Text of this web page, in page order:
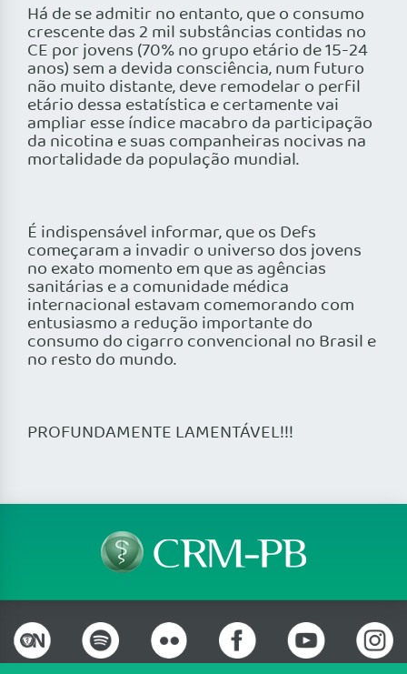
Há de se admitir no entanto, que o consumo
crescente das 2 mil substâncias contidas no
CE por jovens (70% no grupo etário de 15-24
anos) sem a devida consciência, num futuro
não muito distante, deve remodelar o perfil
etário dessa estatística e certamente vai
ampliar esse índice macabro da participação
da nicotina e suas companheiras nocivas na
mortalidade da população mundial.
É indispensável informar, que os Defs
começaram a invadir o universo dos jovens
no exato momento em que as agências
sanitárias e a comunidade médica
internacional estavam comemorando com
entusiasmo a redução importante do
consumo do cigarro convencional no Brasil e
no resto do mundo.
PROFUNDAMENTE LAMENTÁVEL!!!